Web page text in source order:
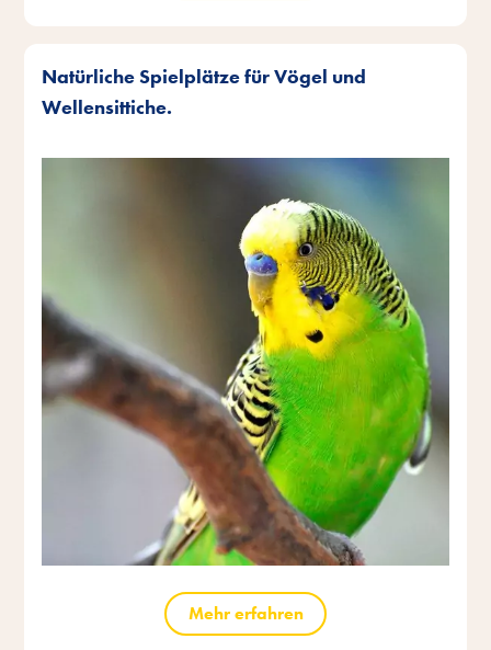
Natürliche Spielplätze für Vögel und
Wellensittiche.
Mehr erfahren